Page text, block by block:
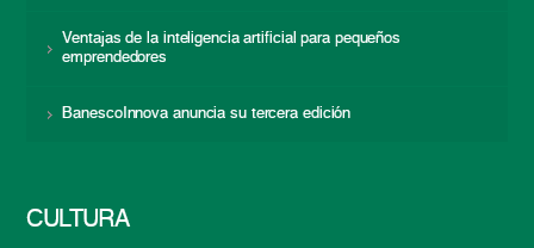
Ventajas de la inteligencia artificial para pequeños
emprendedores
BanescoInnova anuncia su tercera edición
CULTURA